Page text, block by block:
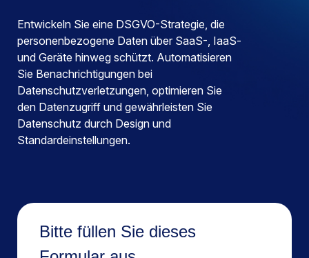
Bitte füllen Sie dieses
Entwickeln Sie eine DSGVO-Strategie, die
personenbezogene Daten über SaaS-, IaaS-
und Geräte hinweg schützt. Automatisieren
Sie Benachrichtigungen bei
Datenschutzverletzungen, optimieren Sie
den Datenzugriff und gewährleisten Sie
Datenschutz durch Design und
Standardeinstellungen.